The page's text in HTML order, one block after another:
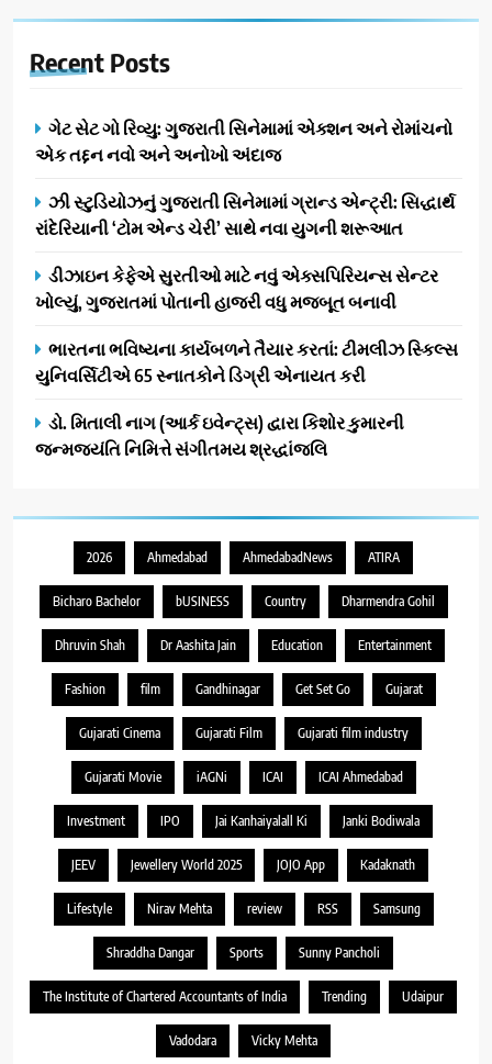
Recent Posts
ગેટ સેટ ગો રિવ્યુ: ગુજરાતી સિનેમામાં એક્શન અને રોમાંચનો
એક તદ્દન નવો અને અનોખો અંદાજ
ઝી સ્ટુડિયોઝનું ગુજરાતી સિનેમામાં ગ્રાન્ડ એન્ટ્રી: સિદ્ધાર્થ
રાંદેરિયાની ‘ટોમ એન્ડ ચેરી’ સાથે નવા યુગની શરૂઆત
ડીઝાઇન કેફેએ સુરતીઓ માટે નવું એક્સપિરિયન્સ સેન્ટર
ખોલ્યું, ગુજરાતમાં પોતાની હાજરી વધુ મજબૂત બનાવી
ભારતના ભવિષ્યના કાર્યબળને તૈયાર કરતાં: ટીમલીઝ સ્કિલ્સ
યુનિવર્સિટીએ 65 સ્નાતકોને ડિગ્રી એનાયત કરી
ડો. મિતાલી નાગ (આર્ક ઇવેન્ટ્સ) દ્વારા કિશોર કુમારની
જન્મજયંતિ નિમિત્તે સંગીતમય શ્રદ્ધાંજલિ
2026 Ahmedabad AhmedabadNews ATIRA
Bicharo Bachelor bUSINESS Country Dharmendra Gohil
Dhruvin Shah Dr Aashita Jain Education Entertainment
Fashion film Gandhinagar Get Set Go Gujarat
Gujarati Cinema Gujarati Film Gujarati film industry
Gujarati Movie iAGNi ICAI ICAI Ahmedabad
Investment IPO Jai Kanhaiyalall Ki Janki Bodiwala
JEEV Jewellery World 2025 JOJO App Kadaknath
Lifestyle Nirav Mehta review RSS Samsung
Shraddha Dangar Sports Sunny Pancholi
The Institute of Chartered Accountants of India Trending Udaipur
Vadodara Vicky Mehta